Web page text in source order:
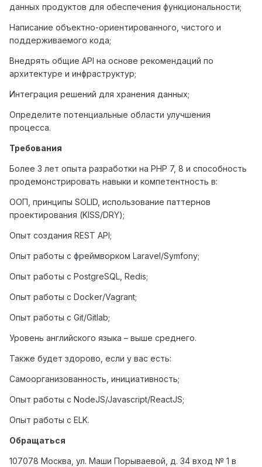
данных продуктов для обеспечения функциональности;
Написание объектно-ориентированного, чистого и
поддерживаемого кода;
Внедрять общие API на основе рекомендаций по
архитектуре и инфраструктур;
Интеграция решений для хранения данных;
Определите потенциальные области улучшения
процесса.
Требования
Более 3 лет опыта разработки на PHP 7, 8 и способность
продемонстрировать навыки и компетентность в:
ООП, принципы SOLID, использование паттернов
проектирования (KISS/DRY);
Опыт создания REST API;
Опыт работы с фреймворком Laravel/Symfony;
Опыт работы с PostgreSQL, Redis;
Опыт работы с Docker/Vagrant;
Опыт работы с Git/Gitlab;
Уровень английского языка – выше среднего.
Также будет здорово, если у вас есть:
Самоорганизованность, инициативность;
Опыт работы с NodeJS/Javascript/ReactJS;
Опыт работы с ELK.
Обращаться
107078 Москва, ул. Маши Порываевой, д. 34 вход № 1 в